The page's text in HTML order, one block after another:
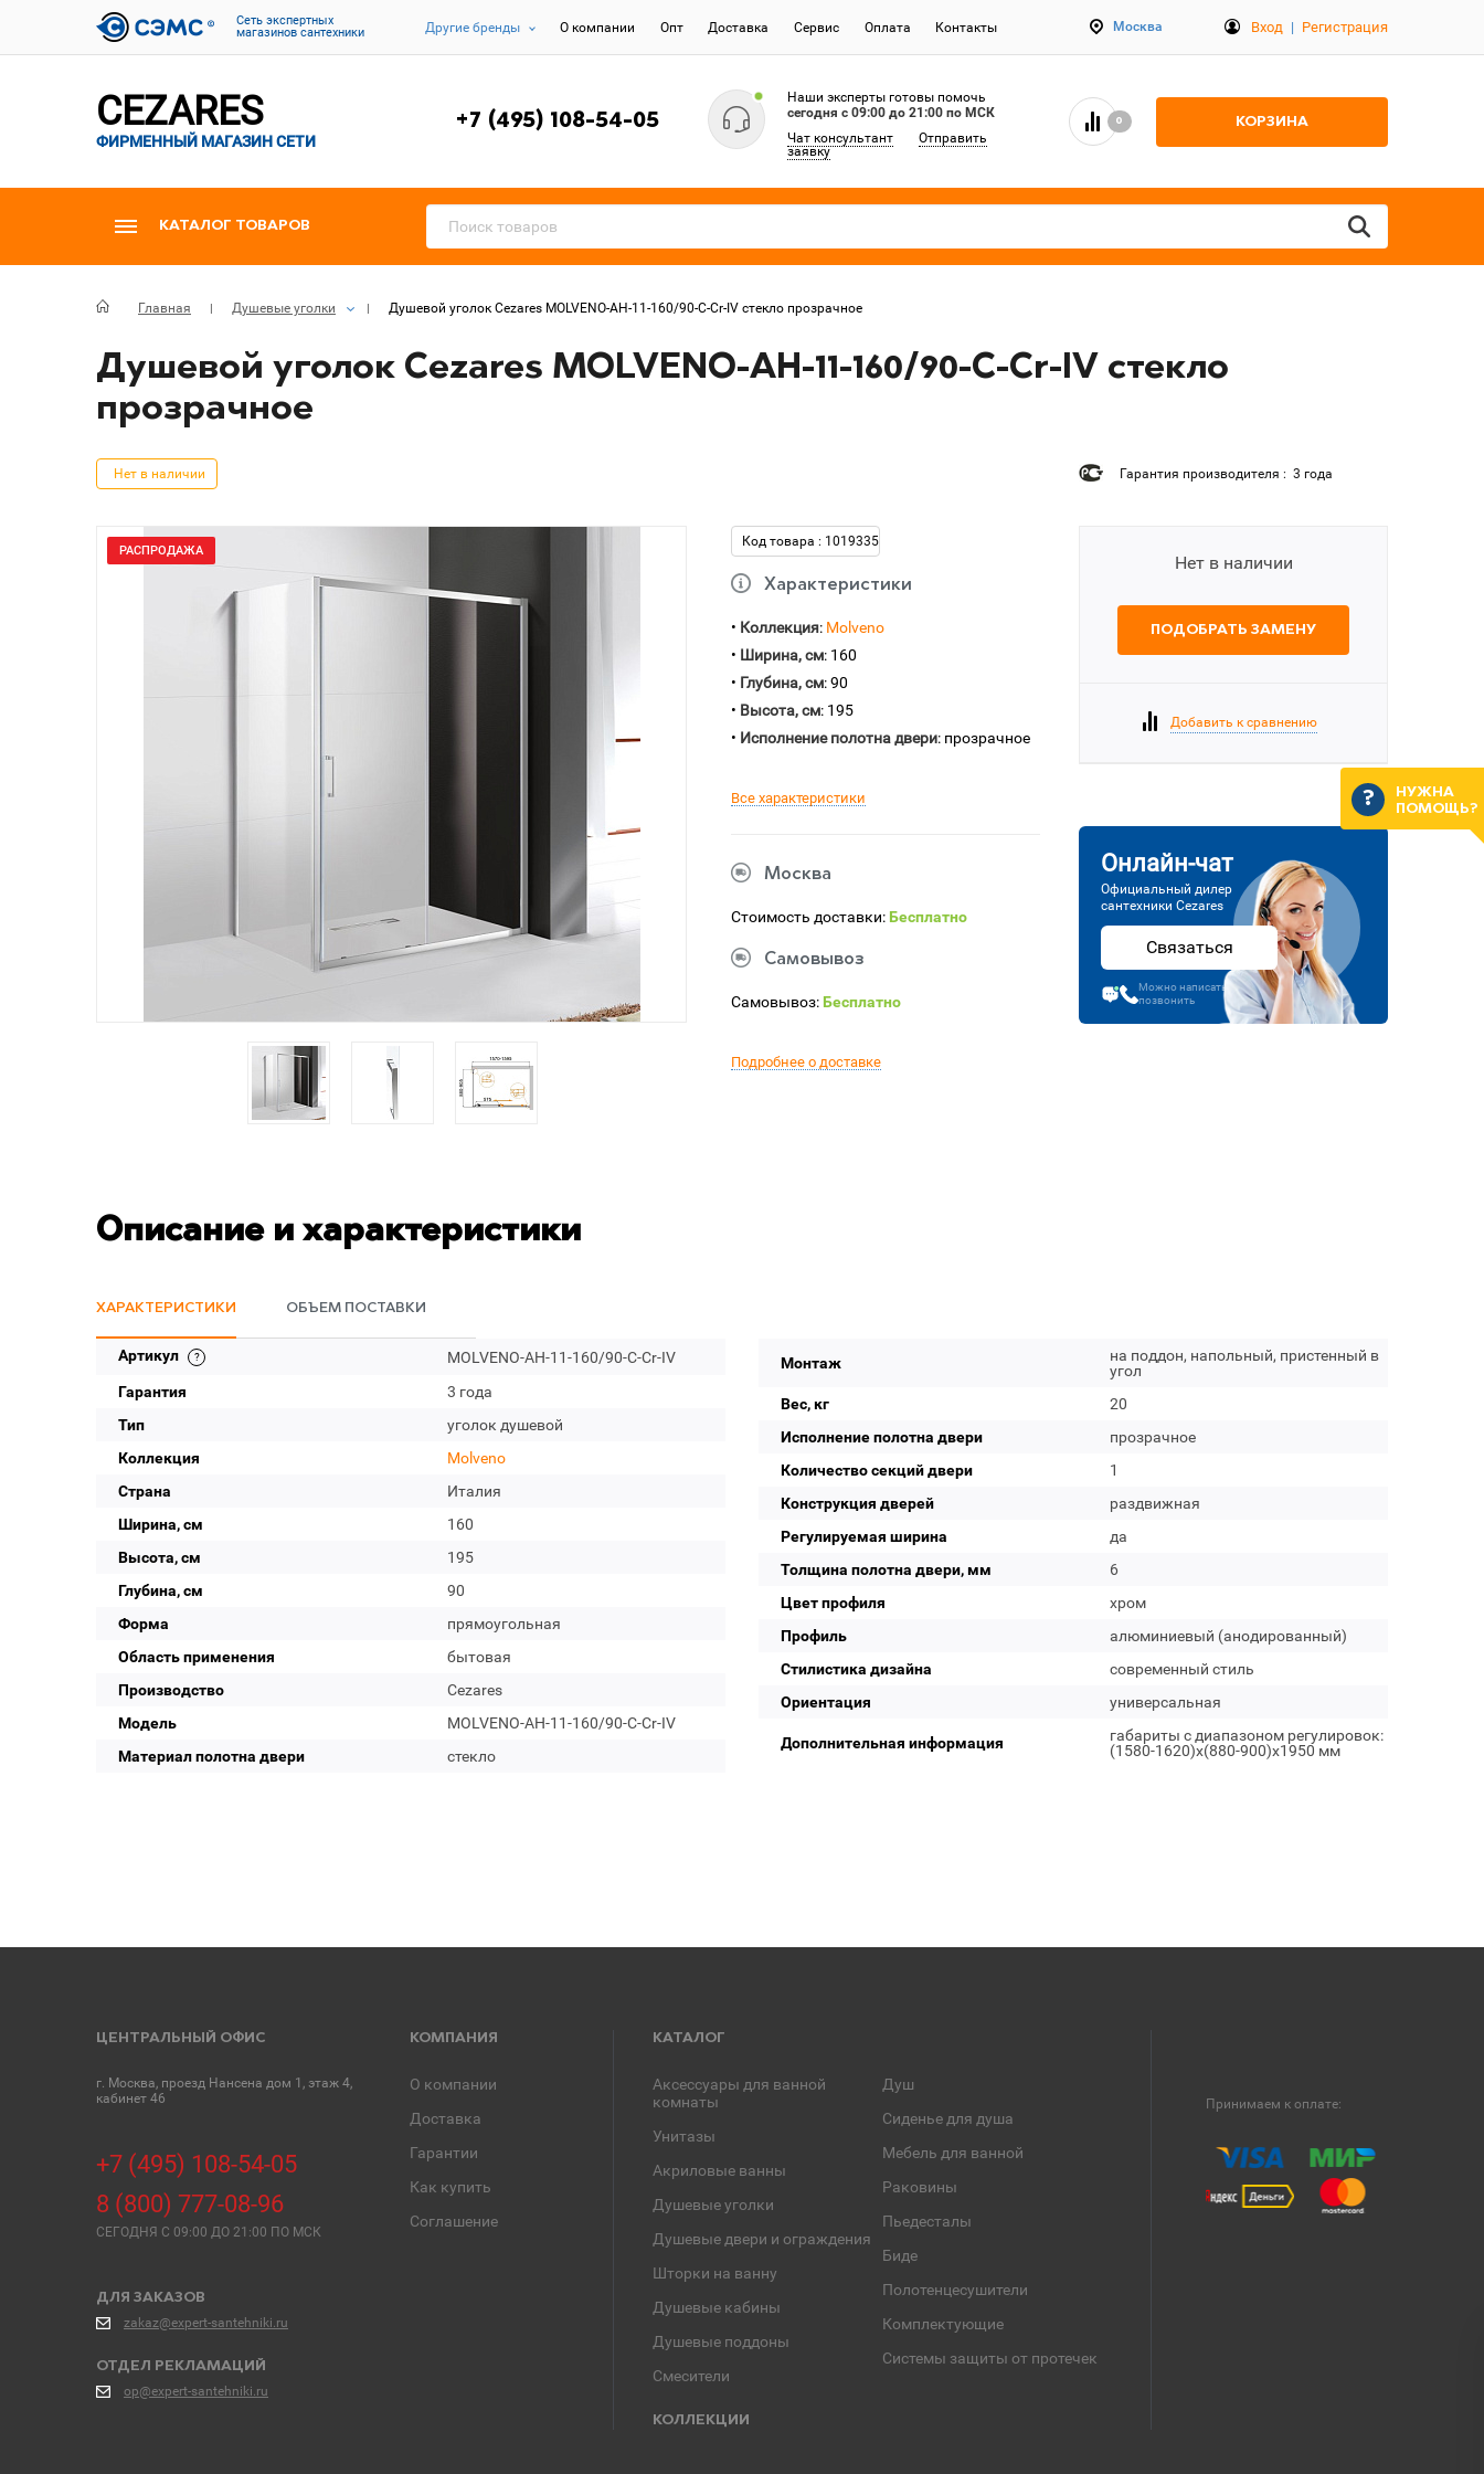
Cеть экспертных
магазинов сантехники
Другие бренды О компании Опт Доставка Сервис Оплата Контакты Москва Вход | Регистрация
CEZARES
ФИРМЕННЫЙ МАГАЗИН СЕТИ
+7 (495) 108-54-05
Наши эксперты готовы помочь
сегодня c 09:00 до 21:00 по МСК
Чат консультант
Отправить
заявку
0 КОРЗИНА
КАТАЛОГ ТОВАРОВ
Главная Душевые уголки Душевой уголок Cezares MOLVENO-AH-11-160/90-C-Cr-IV стекло прозрачное
Душевой уголок Cezares MOLVENO-AH-11-160/90-C-Cr-IV стекло
прозрачное
Нет в наличии Гарантия производителя : 3 года
РАСПРОДАЖА
Код товара : 1019335
Характеристики
• Коллекция: Molveno
• Ширина, см: 160
• Глубина, см: 90
• Высота, см: 195
• Исполнение полотна двери: прозрачное
Все характеристики
Москва
Стоимость доставки:Бесплатно
Самовывоз
Самовывоз:Бесплатно
Подробнее о доставке
Нет в наличии
ПОДОБРАТЬ ЗАМЕНУ
Добавить к сравнению
Онлайн-чат
Официальный дилер
сантехники Cezares
Связаться
Можно написать или
позвонить
Описание и характеристики
ХАРАКТЕРИСТИКИ ОБЪЕМ ПОСТАВКИ
Артикул
MOLVENO-AH-11-160/90-C-Cr-IV
Гарантия
3 года
Тип
уголок душевой
Коллекция
Molveno
Страна
Италия
Ширина, см
160
Высота, см
195
Глубина, см
90
Форма
прямоугольная
Область применения
бытовая
Производство
Cezares
Модель
MOLVENO-AH-11-160/90-C-Cr-IV
Материал полотна двери
стекло
Монтаж
на поддон, напольный, пристенный в
угол
Вес, кг
20
Исполнение полотна двери
прозрачное
Количество секций двери
1
Конструкция дверей
раздвижная
Регулируемая ширина
да
Толщина полотна двери, мм
6
Цвет профиля
хром
Профиль
алюминиевый (анодированный)
Стилистика дизайна
современный стиль
Ориентация
универсальная
Дополнительная информация
габариты с диапазоном регулировок:
(1580-1620)x(880-900)x1950 мм
ЦЕНТРАЛЬНЫЙ ОФИС
г. Москва, проезд Нансена дом 1, этаж 4,
кабинет 46
+7 (495) 108-54-05
8 (800) 777-08-96
СЕГОДНЯ C 09:00 ДО 21:00 ПО МСК
ДЛЯ ЗАКАЗОВ
zakaz@expert-santehniki.ru
ОТДЕЛ РЕКЛАМАЦИЙ
op@expert-santehniki.ru
КОМПАНИЯ
О компании
Доставка
Гарантии
Как купить
Соглашение
КАТАЛОГ
Аксессуары для ванной
комнаты
Унитазы
Акриловые ванны
Душевые уголки
Душевые двери и ограждения
Шторки на ванну
Душевые кабины
Душевые поддоны
Смесители
Душ
Сиденье для душа
Мебель для ванной
Раковины
Пьедесталы
Биде
Полотенцесушители
Комплектующие
Системы защиты от протечек
КОЛЛЕКЦИИ
Принимаем к оплате:
НУЖНА
ПОМОЩЬ?